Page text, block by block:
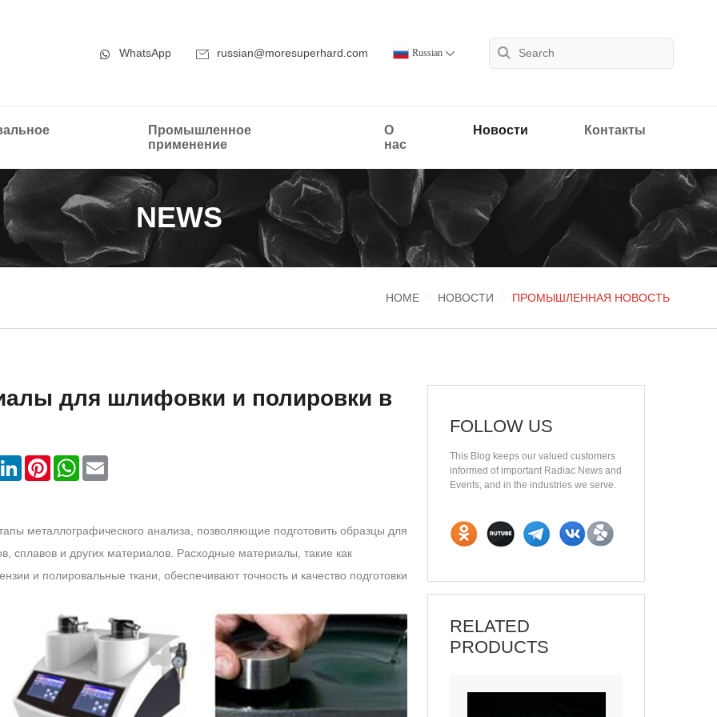
WhatsApp russian@moresuperhard.com Russian
Промышленное
применение
О
нас
Новости Контакты
NEWS
HOME > НОВОСТИ > ПРОМЫШЛЕННАЯ НОВОСТЬ
для шлифовки и полировки в
LinkedInPinterestWhatsAppEmail
металлографического анализа, позволяющие подготовить образцы для
сплавов и других материалов. Расходные материалы, такие как
и полировальные ткани, обеспечивают точность и качество подготовки
FOLLOW US
This Blog keeps our valued customers
informed of important Radiac News and
Events, and in the industries we serve.
RELATED
PRODUCTS